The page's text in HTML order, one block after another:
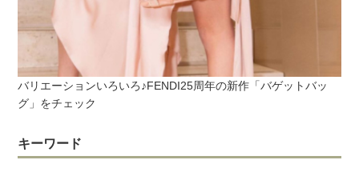
バリエーションいろいろ♪FENDI25周年の新作「バゲットバッ
グ」をチェック
キーワード